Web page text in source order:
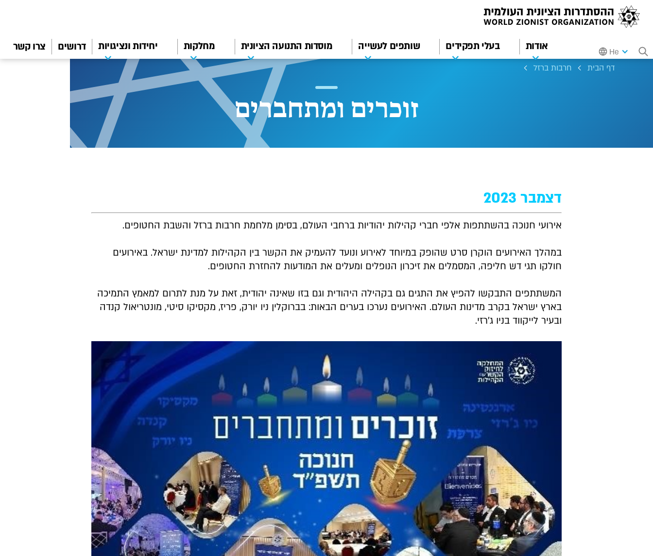
He אודות בעלי תפקידים שותפים לעשייה מוסדות התנועה הציונית מחלקות יחידות ונציגויות דרושים צרו קשר
דף הבית חרבות ברזל
זוכרים ומתחברים
דצמבר 2023
אירועי חנוכה בהשתתפות אלפי חברי קהילות יהודיות ברחבי העולם, בסימן מלחמת חרבות ברזל והשבת החטופים.
במהלך האירועים הוקרן סרט שהופק במיוחד לאירוע ונועד להעמיק את הקשר בין הקהילות למדינת ישראל. באירועים
חולקו תגי דש חליפה, המסמלים את זיכרון הנופלים ומעלים את המודעות להחזרת החטופים.
המשתתפים התבקשו להפיץ את התגים גם בקהילה היהודית וגם בזו שאינה יהודית, זאת על מנת לתרום למאמץ התמיכה
בארץ ישראל בקרב מדינות העולם. האירועים נערכו בערים הבאות: בברוקלין ניו יורק, פריז, מקסיקו סיטי, מונטריאול קנדה
ובעיר לייקווד בניו ג'רזי.